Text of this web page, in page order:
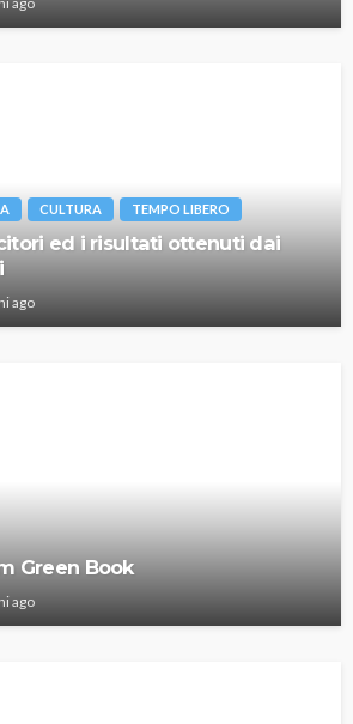
CULTURA TEMPO LIBERO
ed i risultati ottenuti dai
ago
Green Book
ago